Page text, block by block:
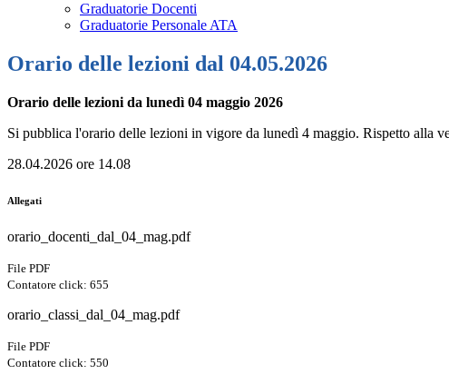
Graduatorie Docenti
Graduatorie Personale ATA
Orario delle lezioni dal 04.05.2026
Orario delle lezioni da lunedì 04 maggio 2026
Si pubblica l'orario delle lezioni in vigore da lunedì 4 maggio. Rispetto alla
28.04.2026 ore 14.08
Allegati
orario_docenti_dal_04_mag.pdf
File PDF
Contatore click: 655
orario_classi_dal_04_mag.pdf
File PDF
Contatore click: 550